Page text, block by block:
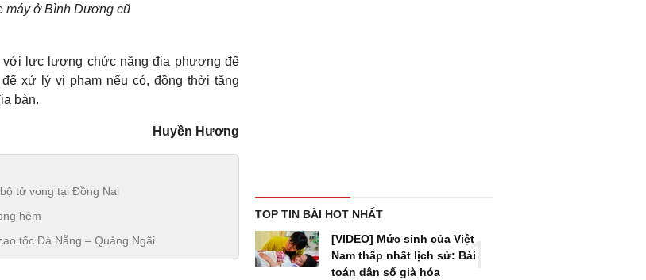
máy ở Bình Dương cũ
với lực lượng chức năng địa phương để
xử lý vi phạm nếu có, đồng thời tăng
bàn.
Huyền Hương
tử vong tại Đồng Nai
hẻm
tốc Đà Nẵng – Quảng Ngãi
TOP TIN BÀI HOT NHẤT
[VIDEO] Mức sinh của Việt
Nam thấp nhất lịch sử: Bài
toán dân số già hóa